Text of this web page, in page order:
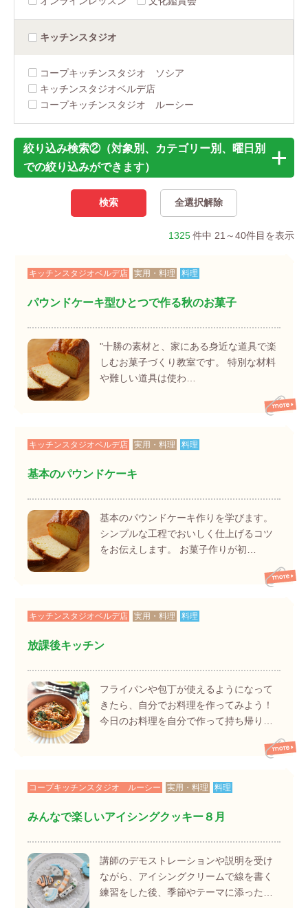
キッチンスタジオ
コープキッチンスタジオ ソシア
キッチンスタジオベルデ店
コープキッチンスタジオ ルーシー
絞り込み検索②（対象別、カテゴリー別、曜日別
での絞り込みができます）
1325件中 21～40件目を表示
キッチンスタジオベルデ店 実用・料理 料理
パウンドケーキ型ひとつで作る秋のお菓子
"十勝の素材と、家にある身近な道具で楽
しむお菓子づくり教室です。 特別な材料
や難しい道具は使わ…
キッチンスタジオベルデ店 実用・料理 料理
基本のパウンドケーキ
基本のパウンドケーキ作りを学びます。
シンプルな工程でおいしく仕上げるコツ
をお伝えします。 お菓子作りが初…
キッチンスタジオベルデ店 実用・料理 料理
放課後キッチン
フライパンや包丁が使えるようになって
きたら、自分でお料理を作ってみよう！
今日のお料理を自分で作って持ち帰り…
コープキッチンスタジオ ルーシー 実用・料理 料理
みんなで楽しいアイシングクッキー８月
講師のデモストレーションや説明を受け
ながら、アイシングクリームで線を書く
練習をした後、季節やテーマに添った…